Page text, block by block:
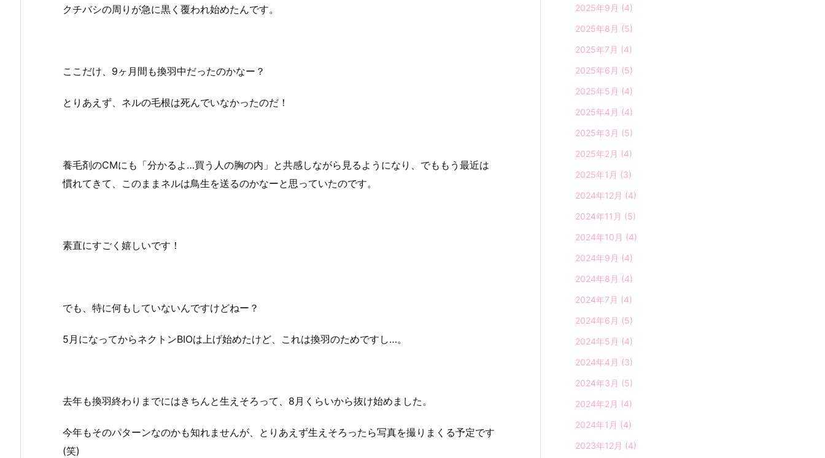
クチバシの周りが急に黒く覆われ始めたんです。
ここだけ、9ヶ月間も換羽中だったのかなー？
とりあえず、ネルの毛根は死んでいなかったのだ！
養毛剤のCMにも「分かるよ…買う人の胸の内」と共感しながら見るようになり、でももう最近は
慣れてきて、このままネルは鳥生を送るのかなーと思っていたのです。
素直にすごく嬉しいです！
でも、特に何もしていないんですけどねー？
5月になってからネクトンBIOは上げ始めたけど、これは換羽のためですし…。
去年も換羽終わりまでにはきちんと生えそろって、8月くらいから抜け始めました。
今年もそのパターンなのかも知れませんが、とりあえず生えそろったら写真を撮りまくる予定です
(笑)
2025年9月 (4)
2025年8月 (5)
2025年7月 (4)
2025年6月 (5)
2025年5月 (4)
2025年4月 (4)
2025年3月 (5)
2025年2月 (4)
2025年1月 (3)
2024年12月 (4)
2024年11月 (5)
2024年10月 (4)
2024年9月 (4)
2024年8月 (4)
2024年7月 (4)
2024年6月 (5)
2024年5月 (4)
2024年4月 (3)
2024年3月 (5)
2024年2月 (4)
2024年1月 (4)
2023年12月 (4)